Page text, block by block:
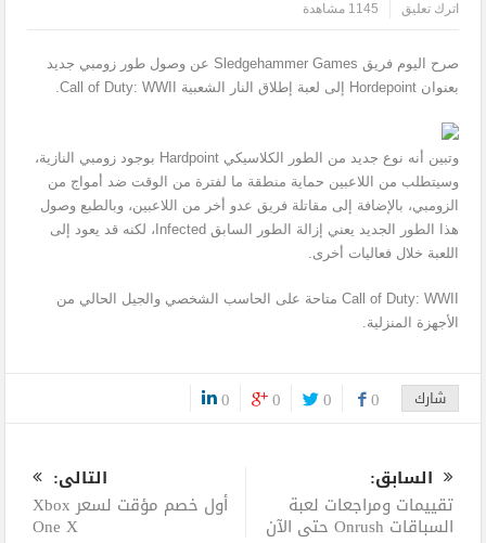
اترك تعليق
1145 مشاهدة
صرح اليوم فريق Sledgehammer Games عن وصول طور زومبي جديد
بعنوان Hordepoint إلى لعبة إطلاق النار الشعبية Call of Duty: WWII.
وتبين أنه نوع جديد من الطور الكلاسيكي Hardpoint بوجود زومبي النازية،
وسيتطلب من اللاعبين حماية منطقة ما لفترة من الوقت ضد أمواج من
الزومبي، بالإضافة إلى مقاتلة فريق عدو أخر من اللاعبين، وبالطبع وصول
هذا الطور الجديد يعني إزالة الطور السابق Infected، لكنه قد يعود إلى
اللعبة خلال فعاليات أخرى.
Call of Duty: WWII متاحة على الحاسب الشخصي والجيل الحالي من
الأجهزة المنزلية.
شارك 0
0
0
0
السابق:
تقييمات ومراجعات لعبة
السباقات Onrush حتى الآن
التالى:
أول خصم مؤقت لسعر Xbox
One X